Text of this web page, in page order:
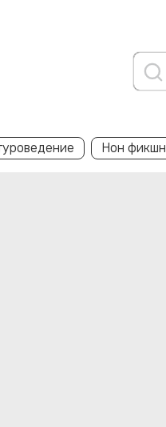
Нон фикшн